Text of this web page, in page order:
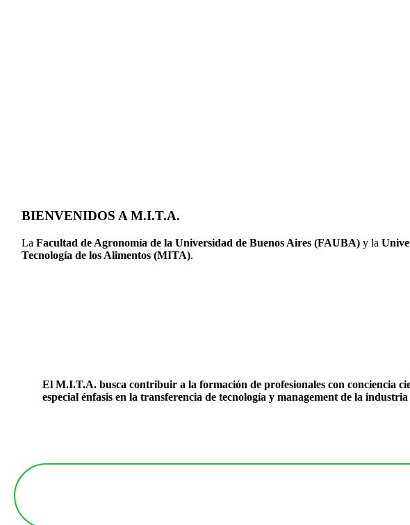
BIENVENIDOS A M.I.T.A.
LaFacultad de Agronomía de la Universidad de Buenos Aires (FAUBA) y la
Tecnología de los Alimentos (MITA).
ElM.I.T.A. busca contribuir a la formación de profesionales con conciencia
especial énfasis en la transferencia de tecnología y management de la